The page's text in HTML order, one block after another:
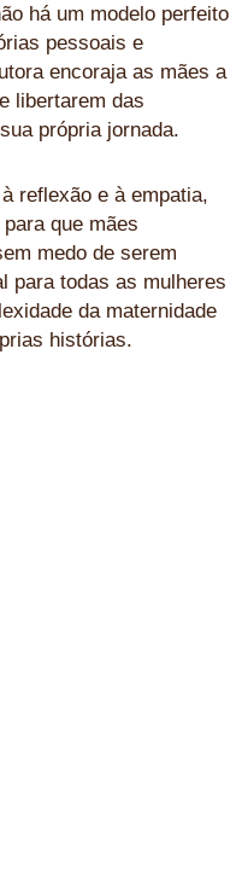
há um modelo perfeito
pessoais e
encoraja as mães a
libertarem das
própria jornada.
reflexão e à empatia,
que mães
medo de serem
para todas as mulheres
da maternidade
histórias.